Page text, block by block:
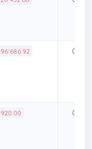
96˙686.92 0.23%
920.00 0.00%